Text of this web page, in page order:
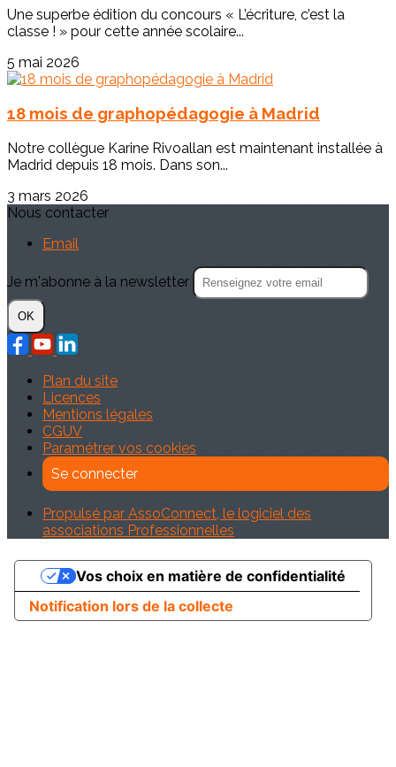
Une superbe édition du concours « L’écriture, c’est la
classe ! » pour cette année scolaire...
5 mai 2026
18 mois de graphopédagogie à Madrid
Notre collègue Karine Rivoallan est maintenant installée à
Madrid depuis 18 mois. Dans son...
3 mars 2026
Nous contacter
Email
Je m'abonne à la newsletter
OK
Plan du site
Licences
Mentions légales
CGUV
Paramétrer vos cookies
Se connecter
Propulsé par AssoConnect, le logiciel des
associations Professionnelles
Notification lors de la collecte
Vos choix en matière de confidentialité